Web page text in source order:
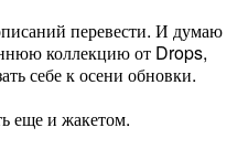
перевести. И думаю
коллекцию от Drops,
себе к осени обновки.
еще и жакетом.